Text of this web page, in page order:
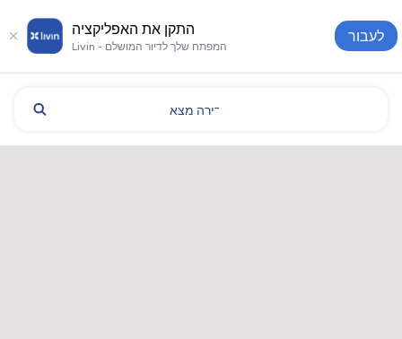
התקן את האפליקציה
Livin - המפתח שלך לדיור המושלם
לעבור
מצא דירה
Kharkiv: מלונות ודירות